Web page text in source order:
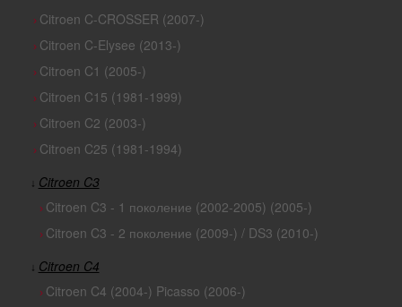
› Citroen C-CROSSER (2007-)
› Citroen C-Elysee (2013-)
› Citroen C1 (2005-)
› Citroen C15 (1981-1999)
› Citroen C2 (2003-)
› Citroen C25 (1981-1994)
↓ Citroen C3
› Citroen C3 - 1 поколение (2002-2005) (2005-)
› Citroen C3 - 2 поколение (2009-) / DS3 (2010-)
↓ Citroen C4
› Citroen C4 (2004-) Picasso (2006-)